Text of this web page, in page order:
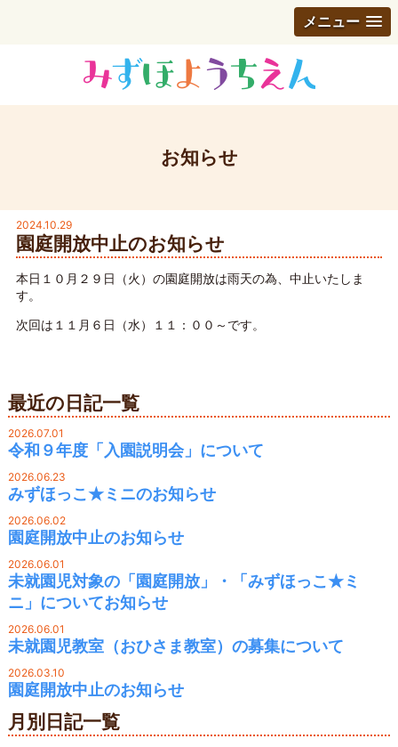
メニュー
お知らせ
2024.10.29
園庭開放中止のお知らせ
本日１０月２９日（火）の園庭開放は雨天の為、中止いたしま
す。
次回は１１月６日（水）１１：００～です。
最近の日記一覧
2026.07.01
令和９年度「入園説明会」について
2026.06.23
みずほっこ★ミニのお知らせ
2026.06.02
園庭開放中止のお知らせ
2026.06.01
未就園児対象の「園庭開放」・「みずほっこ★ミ
ニ」についてお知らせ
2026.06.01
未就園児教室（おひさま教室）の募集について
2026.03.10
園庭開放中止のお知らせ
月別日記一覧